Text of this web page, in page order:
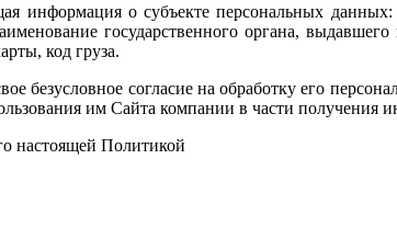
информация о субъекте персональных
государственного органа,
код груза.
согласие на обработку его
им Сайта компании в части получения
настоящей Политикой